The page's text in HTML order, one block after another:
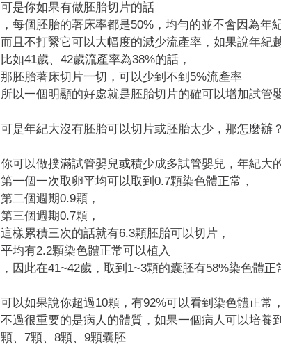
可是你如果有做胚胎切片的話
，每個胚胎的著床率都是50%， 均勻的並不會因為年
而且不打繄它可以大幅度的減少流產率，如果說年紀
比如41歲、42歲流產率為38%的話，
那胚胎著床切片一切，可以少到不到5%流產率
所以一個明顯的好處就是胚胎切片的確可以增加試管
可是年紀大沒有胚胎可以切片或胚胎太少，那怎麼辦？
你可以做撲滿試管嬰兒或積少成多試管嬰兒，年紀大
第一個一次取卵平均可以取到0.7顆染色體正常，
第二個週期0.9顆，
第三個週期0.7顆，
這樣累積三次的話就有6.3顆胚胎可以切片，
平均有2.2顆染色體正常可以植入
，因此在41~42歲，取到1~3顆的囊胚有58%染色體正
可以如果說你超過10顆，有92%可以看到染色體正常，
不過很重要的是病人的體質，如果一個病人可以培養
顆、7顆、8顆、9顆囊胚